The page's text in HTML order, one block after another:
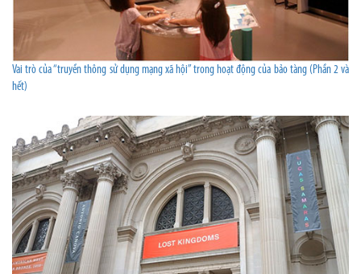
Vai trò của “truyền thông sử dụng mạng xã hội” trong hoạt động của bảo tàng (Phần 2 và
hết)